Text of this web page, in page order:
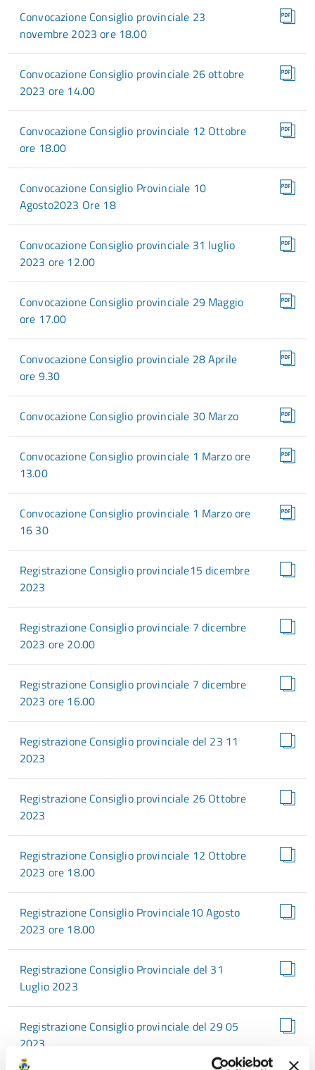
Convocazione Consiglio provinciale 23
novembre 2023 ore 18.00
Convocazione Consiglio provinciale 26 ottobre
2023 ore 14.00
Convocazione Consiglio provinciale 12 Ottobre
ore 18.00
Convocazione Consiglio Provinciale 10
Agosto2023 Ore 18
Convocazione Consiglio provinciale 31 luglio
2023 ore 12.00
Convocazione Consiglio provinciale 29 Maggio
ore 17.00
Convocazione Consiglio provinciale 28 Aprile
ore 9.30
Convocazione Consiglio provinciale 30 Marzo
Convocazione Consiglio provinciale 1 Marzo ore
13.00
Convocazione Consiglio provinciale 1 Marzo ore
16 30
Registrazione Consiglio provinciale15 dicembre
2023
Registrazione Consiglio provinciale 7 dicembre
2023 ore 20.00
Registrazione Consiglio provinciale 7 dicembre
2023 ore 16.00
Registrazione Consiglio provinciale del 23 11
2023
Registrazione Consiglio provinciale 26 Ottobre
2023
Registrazione Consiglio provinciale 12 Ottobre
2023 ore 18.00
Registrazione Consiglio Provinciale10 Agosto
2023 ore 18.00
Registrazione Consiglio Provinciale del 31
Luglio 2023
Registrazione Consiglio provinciale del 29 05
2023